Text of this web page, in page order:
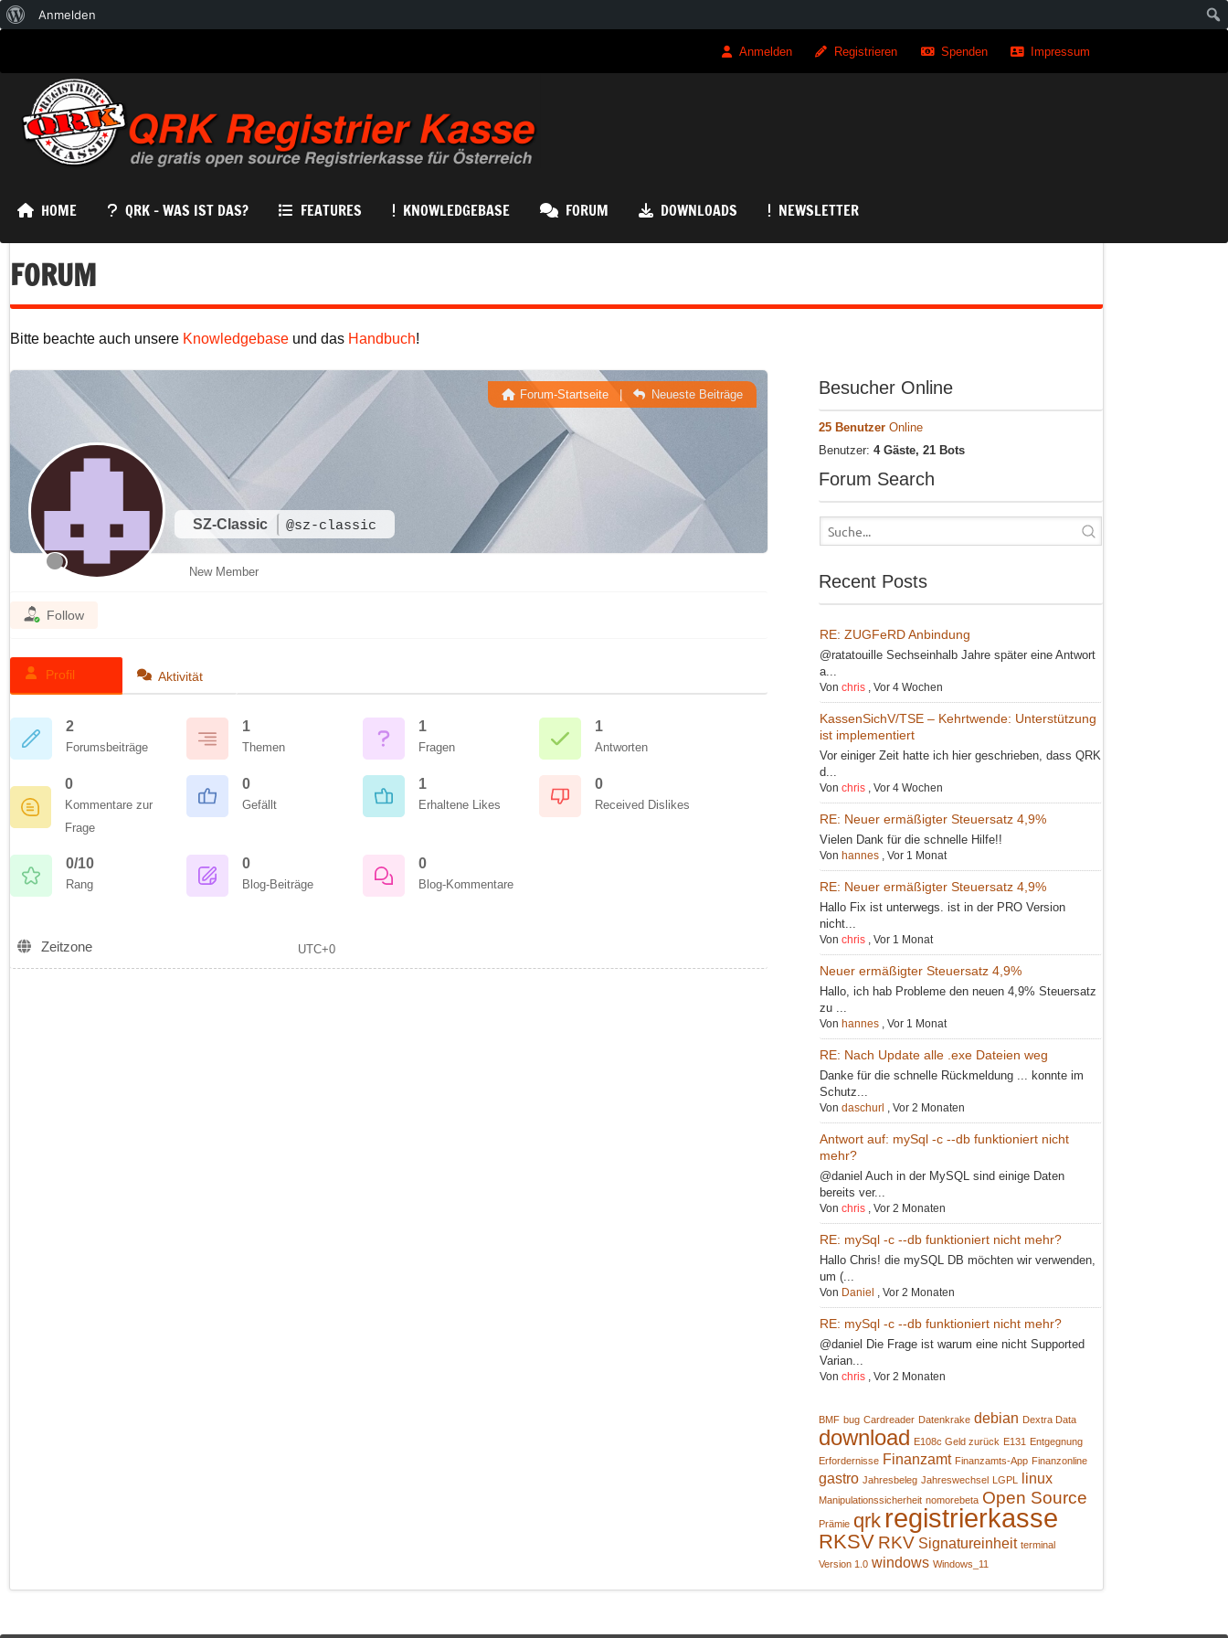
Anmelden Registrieren Spenden Impressum
QRK Registrierkasse
HOME QRK – WAS IST DAS? FEATURES KNOWLEDGEBASE FORUM DOWNLOADS NEWSLETTER
FORUM
Bitte beachte auch unsere Knowledgebase und das Handbuch!
SZ-Classic @sz-classic
Forum-Startseite | Neueste Beiträge
New Member
Follow
Profil Aktivität
2
Forumsbeiträge
1
Themen
1
Fragen
1
Antworten
0
Kommentare zur
Frage
0
Gefällt
1
Erhaltene Likes
0
Received Dislikes
0/10
Rang
0
Blog-Beiträge
0
Blog-Kommentare
Zeitzone UTC+0
Besucher Online
25 Benutzer Online
Benutzer:4 Gäste, 21 Bots
Forum Search
Recent Posts
RE: ZUGFeRD Anbindung
@ratatouille Sechseinhalb Jahre später eine Antwort
a...
Vonchris ,Vor 4 Wochen
KassenSichV/TSE – Kehrtwende: Unterstützung
ist implementiert
Vor einiger Zeit hatte ich hier geschrieben, dass QRK
d...
Vonchris ,Vor 4 Wochen
RE: Neuer ermäßigter Steuersatz 4,9%
Vielen Dank für die schnelle Hilfe!!
Von hannes ,Vor 1 Monat
RE: Neuer ermäßigter Steuersatz 4,9%
Hallo Fix ist unterwegs. ist in der PRO Version
nicht...
Vonchris ,Vor 1 Monat
Neuer ermäßigter Steuersatz 4,9%
Hallo, ich hab Probleme den neuen 4,9% Steuersatz
zu ...
Von hannes ,Vor 1 Monat
RE: Nach Update alle .exe Dateien weg
Danke für die schnelle Rückmeldung ... konnte im
Schutz...
Vondaschurl ,Vor 2 Monaten
Antwort auf: mySql -c --db funktioniert nicht
mehr?
@daniel Auch in der MySQL sind einige Daten
bereits ver...
Vonchris ,Vor 2 Monaten
RE: mySql -c --db funktioniert nicht mehr?
Hallo Chris! die mySQL DB möchten wir verwenden,
um (...
Von Daniel ,Vor 2 Monaten
RE: mySql -c --db funktioniert nicht mehr?
@daniel Die Frage ist warum eine nicht Supported
Varian...
Vonchris ,Vor 2 Monaten
BMF bug Cardreader Datenkrake debian Dextra Data
download E108c Geld zurück E131 Entgegnung
Erfordernisse Finanzamt Finanzamts-App Finanzonline
gastro Jahresbeleg Jahreswechsel LGPL linux
Manipulationssicherheit nomorebeta Open Source
Prämie qrk registrierkasse
RKSV RKV Signatureinheit terminal
Version 1.0 windows Windows_11
Über
Anmelden